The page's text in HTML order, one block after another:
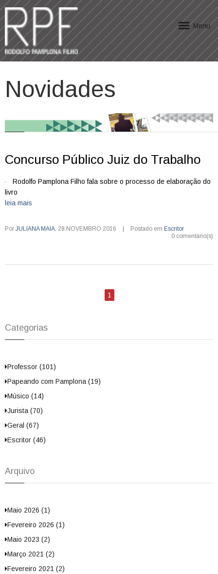
Menu
Novidades
Concurso Público Juiz do Trabalho
Rodolfo Pamplona Filho fala sobre o processo de elaboração do
livro
leia mais
Por JULIANA MAIA, 28.NOVEMBRO.2016 Postado em Escritor
0 comentário(s)
1
Categorias
Professor (101)
Papeando com Pamplona (19)
Músico (14)
Jurista (70)
Geral (67)
Escritor (46)
Arquivo
Maio 2026 (1)
Fevereiro 2026 (1)
Maio 2023 (2)
Março 2021 (2)
Fevereiro 2021 (2)